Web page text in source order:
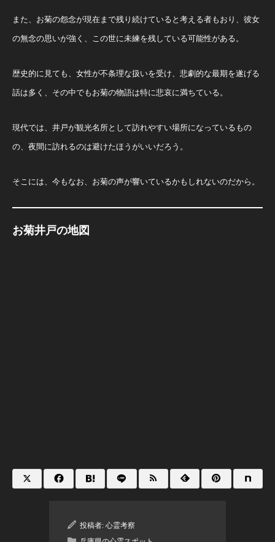
また、お菊の怨念が現在まで残り続けていると考える者もおり、彼女
の無念の思いが強く、この世に未練を残している可能性がある。
歴史的に見ても、女性が不条理な扱いを受け、悲劇的な最期を遂げる
話は多く、その中でもお菊の物語は特に悲哀に満ちている。
現代では、井戸が観光名所として訪れやすい場所になっているもの
の、夜間に訪れるのは避けたほうがいいだろう。
そこには、今もなお、お菊の声が響いているかもしれないのだから。
お菊井戸の地図
投稿者: 心霊考察